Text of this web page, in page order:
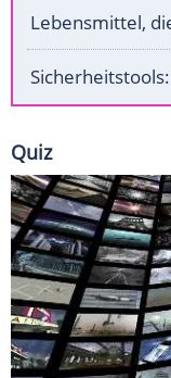
Lebensmittel,
Quiz